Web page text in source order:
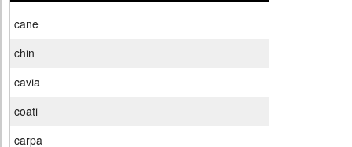
cane
chin
cavia
coati
carpa